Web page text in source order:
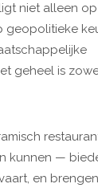
niet alleen
geopolitieke
geheel is
kunnen —
en